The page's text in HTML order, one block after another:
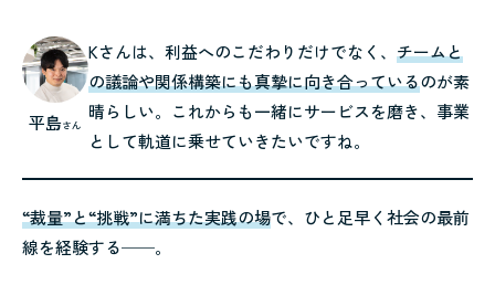
平島さん
Kさんは、利益へのこだわりだけでなく、 チームと
の議論や関係構築にも真摯に向き合っているのが素
晴らしい。これからも一緒にサービスを磨き、事業
として軌道に乗せていきたいですね。
“裁量”と“挑戦”に満ちた実践の場で、ひと足早く社会の最前
線を経験する──。